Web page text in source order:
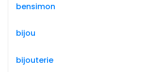
bensimon
bijou
bijouterie